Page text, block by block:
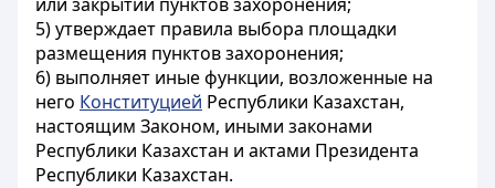
5) утверждает правила выбора площадки
размещения пунктов захоронения;
6) выполняет иные функции, возложенные на
него Конституцией Республики Казахстан,
настоящим Законом, иными законами
Республики Казахстан и актами Президента
Республики Казахстан.